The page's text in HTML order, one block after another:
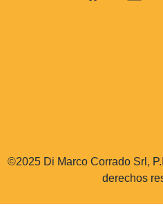
©2025 Di Marco Corrado Srl,
derechos